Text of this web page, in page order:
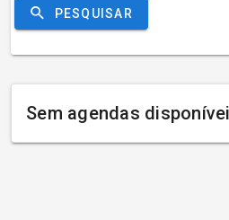
PESQUISAR
Sem agendas